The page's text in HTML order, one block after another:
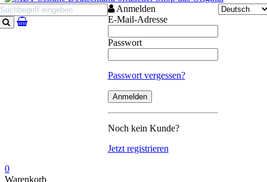
Suchen
Anmelden
E-Mail-Adresse
Passwort
Passwort vergessen?
Noch kein Kunde?
Jetzt registrieren
0
Warenkorb